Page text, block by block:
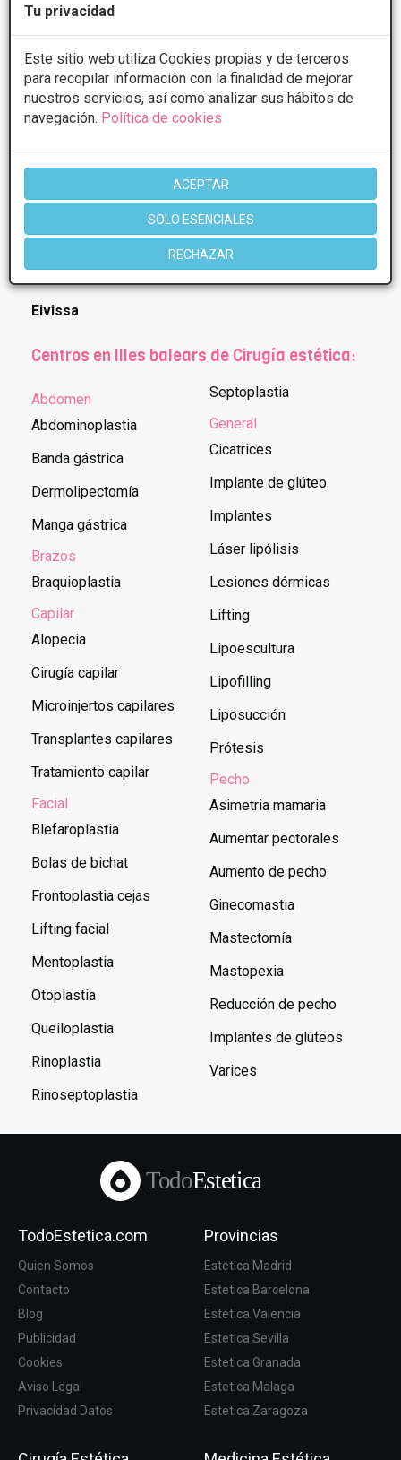
Tu privacidad
Este sitio web utiliza Cookies propias y de terceros
para recopilar información con la finalidad de mejorar
nuestros servicios, así como analizar sus hábitos de
navegación. Política de cookies
ACEPTAR
SOLO ESENCIALES
RECHAZAR
1 de 1
ofertas y descuentos que ofrecen.
Poblaciones en Illes balears:
Eivissa
Centros en Illes balears de Cirugía estética:
Abdomen
Abdominoplastia
Banda gástrica
Dermolipectomía
Manga gástrica
Brazos
Braquioplastia
Capilar
Alopecia
Cirugía capilar
Microinjertos capilares
Transplantes capilares
Tratamiento capilar
Facial
Blefaroplastia
Bolas de bichat
Frontoplastia cejas
Lifting facial
Mentoplastia
Otoplastia
Queiloplastia
Rinoplastia
Rinoseptoplastia
Septoplastia
General
Cicatrices
Implante de glúteo
Implantes
Láser lipólisis
Lesiones dérmicas
Lifting
Lipoescultura
Lipofilling
Liposucción
Prótesis
Pecho
Asimetria mamaria
Aumentar pectorales
Aumento de pecho
Ginecomastia
Mastectomía
Mastopexia
Reducción de pecho
Implantes de glúteos
Varices
TodoEstetica
TodoEstetica.com
Quien Somos
Contacto
Blog
Publicidad
Cookies
Aviso Legal
Privacidad Datos
Provincias
Estetica Madrid
Estetica Barcelona
Estetica Valencia
Estetica Sevilla
Estetica Granada
Estetica Malaga
Estetica Zaragoza